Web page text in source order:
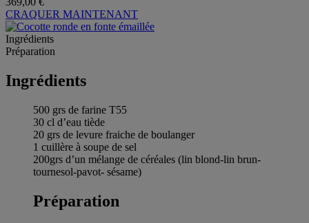
CRAQUER MAINTENANT
Ingrédients
Préparation
Ingrédients
500 grs de farine T55
30 cl d’eau tiède
20 grs de levure fraiche de boulanger
1 cuillère à soupe de sel
200grs d’un mélange de céréales (lin blond-lin brun-
tournesol-pavot- sésame)
Préparation